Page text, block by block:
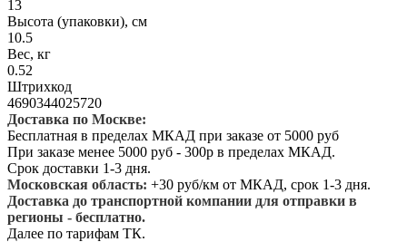
13
Высота (упаковки), см
10.5
Вес, кг
0.52
Штрихкод
4690344025720
Доставка по Москве:
Бесплатная в пределах МКАД при заказе от 5000 руб
При заказе менее 5000 руб - 300р в пределах МКАД.
Срок доставки 1-3 дня.
Московская область: +30 руб/км от МКАД, срок 1-3 дня.
Доставка до транспортной компании для отправки в
регионы - бесплатно.
Далее по тарифам ТК.